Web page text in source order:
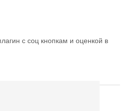
с соц кнопкам и оценкой в